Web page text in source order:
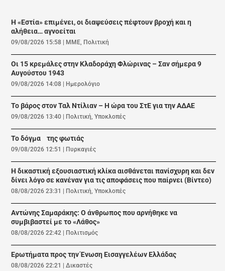
Η «Εστία» επιμένει, οι διαψεύσεις πέφτουν βροχή και η
αλήθεια… αγνοείται
09/08/2026 15:58 | ΜΜΕ, Πολιτική
Οι 15 κρεμάλες στην Κλαδοράχη Φλώρινας – Σαν σήμερα 9
Αυγούστου 1943
09/08/2026 14:08 | Ημερολόγιο
Το βάρος στον Ταλ Ντίλιαν – Η ώρα του ΣτΕ για την ΑΔΑΕ
09/08/2026 13:40 | Πολιτική,Υποκλοπές
Το δόγμα της φωτιάς
09/08/2026 12:51 | Πυρκαγιές
Η δικαστική εξουσιαστική κλίκα αισθάνεται πανίσχυρη και δεν
δίνει λόγο σε κανέναν για τις αποφάσεις που παίρνει (Βίντεο)
08/08/2026 23:31 | Πολιτική,Υποκλοπές
Αντώνης Σαμαράκης: Ο άνθρωπος που αρνήθηκε να
συμβιβαστεί με το «Λάθος»
08/08/2026 22:42 | Πολιτισμός
Ερωτήματα προς την Ένωση Εισαγγελέων Ελλάδας
08/08/2026 22:21 |Δικαστές